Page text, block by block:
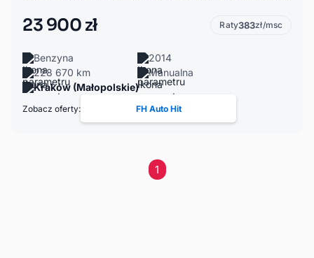
23 900 zł Raty383zł/msc
Benzyna
2014
228 670 km
Manualna
Kraków (Małopolskie)
Zobacz oferty: FH Auto Hit
1